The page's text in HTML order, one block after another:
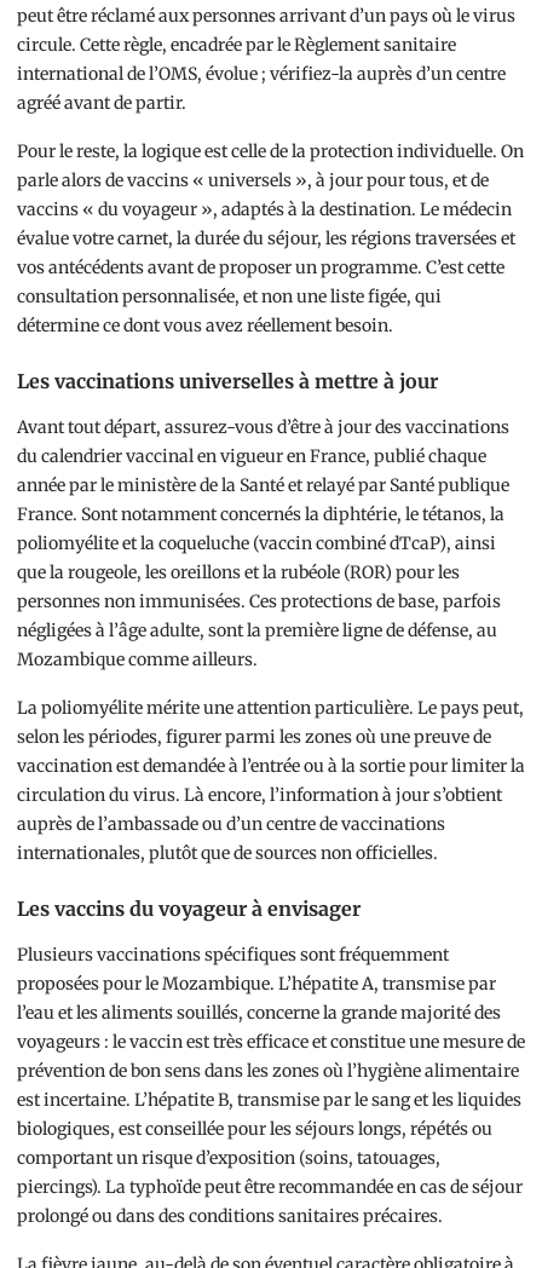
peut être réclamé aux personnes arrivant d’un pays où le virus
circule. Cette règle, encadrée par le Règlement sanitaire
international de l’OMS, évolue ; vérifiez-la auprès d’un centre
agréé avant de partir.
Pour le reste, la logique est celle de la protection individuelle. On
parle alors de vaccins « universels », à jour pour tous, et de
vaccins « du voyageur », adaptés à la destination. Le médecin
évalue votre carnet, la durée du séjour, les régions traversées et
vos antécédents avant de proposer un programme. C’est cette
consultation personnalisée, et non une liste figée, qui
détermine ce dont vous avez réellement besoin.
Les vaccinations universelles à mettre à jour
Avant tout départ, assurez-vous d’être à jour des vaccinations
du calendrier vaccinal en vigueur en France, publié chaque
année par le ministère de la Santé et relayé par Santé publique
France. Sont notamment concernés la diphtérie, le tétanos, la
poliomyélite et la coqueluche (vaccin combiné dTcaP), ainsi
que la rougeole, les oreillons et la rubéole (ROR) pour les
personnes non immunisées. Ces protections de base, parfois
négligées à l’âge adulte, sont la première ligne de défense, au
Mozambique comme ailleurs.
La poliomyélite mérite une attention particulière. Le pays peut,
selon les périodes, figurer parmi les zones où une preuve de
vaccination est demandée à l’entrée ou à la sortie pour limiter la
circulation du virus. Là encore, l’information à jour s’obtient
auprès de l’ambassade ou d’un centre de vaccinations
internationales, plutôt que de sources non officielles.
Les vaccins du voyageur à envisager
Plusieurs vaccinations spécifiques sont fréquemment
proposées pour le Mozambique. L’hépatite A, transmise par
l’eau et les aliments souillés, concerne la grande majorité des
voyageurs : le vaccin est très efficace et constitue une mesure de
prévention de bon sens dans les zones où l’hygiène alimentaire
est incertaine. L’hépatite B, transmise par le sang et les liquides
biologiques, est conseillée pour les séjours longs, répétés ou
comportant un risque d’exposition (soins, tatouages,
piercings). La typhoïde peut être recommandée en cas de séjour
prolongé ou dans des conditions sanitaires précaires.